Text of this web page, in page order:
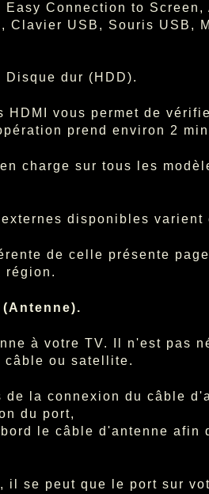
Connection to Screen,
Clavier USB, Souris USB,
dur (HDD).
HDMI vous permet de
prend environ 2
charge sur tous les
disponibles varient
de celle présente
région.
à votre TV. Il n'est pas
câble ou satellite.
la connexion du câble
du port,
le câble d'antenne afin
il se peut que le port sur